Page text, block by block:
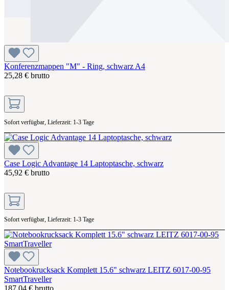
Konferenzmappen "M" - Ring, schwarz A4
25,28 € brutto
Sofort verfügbar, Lieferzeit: 1-3 Tage
Case Logic Advantage 14 Laptoptasche, schwarz
45,92 € brutto
Sofort verfügbar, Lieferzeit: 1-3 Tage
Notebookrucksack Komplett 15.6" schwarz LEITZ 6017-00-95
SmartTraveller
187,04 € brutto